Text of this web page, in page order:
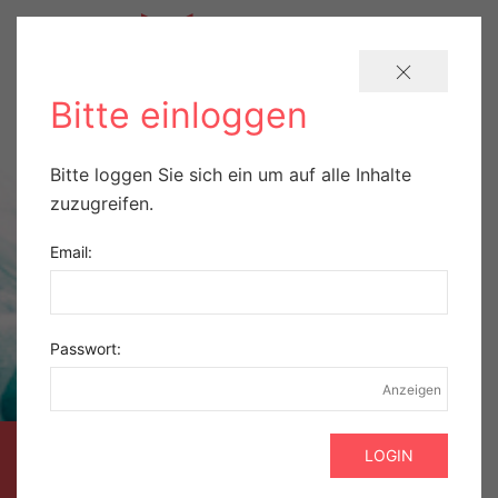
AUSZUG AUS DER
Bitte einloggen
Bitte loggen Sie sich ein um auf alle Inhalte
zuzugreifen.
Email:
Passwort:
Anzeigen